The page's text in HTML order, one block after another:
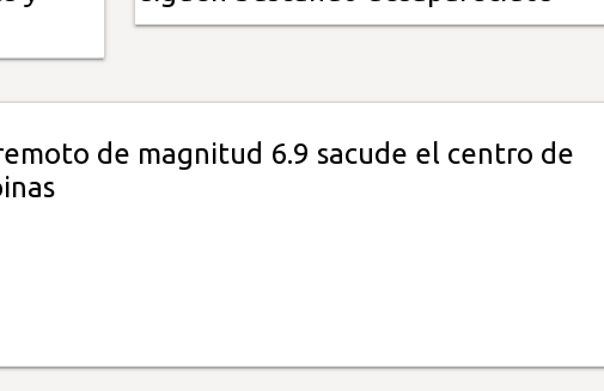
de magnitud 6.9 sacude el centro de